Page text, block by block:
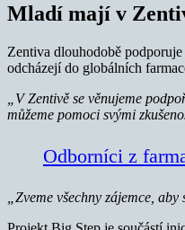
Mladí mají v
Zentiva dlouhodobě
odcházejí do globálních
„V Zentivě se věnujeme
můžeme pomoci svými
Odborníci z
„Zveme všechny zájemce,